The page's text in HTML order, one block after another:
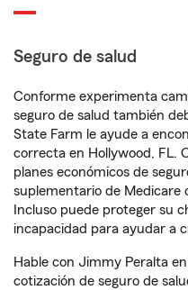
Seguro de salud
Conforme experimenta
seguro de salud también
State Farm le ayude a
correcta en Hollywood, FL.
planes económicos de
suplementario de Medicare
Incluso puede proteger su
incapacidad para ayudar a
Hable con Jimmy Peralta
cotización de seguro de